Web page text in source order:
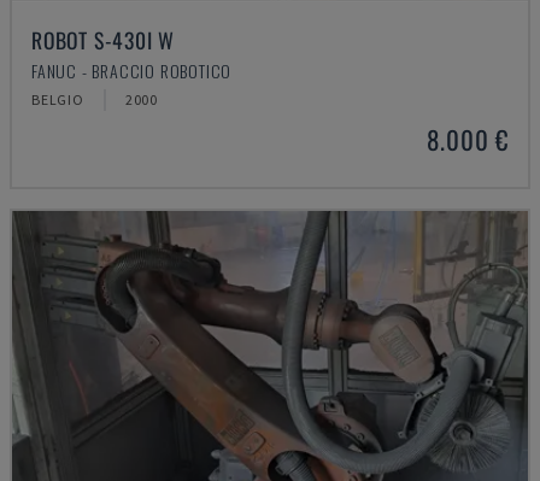
ROBOT S-430I W
FANUC - BRACCIO ROBOTICO
BELGIO 2000
8.000 €